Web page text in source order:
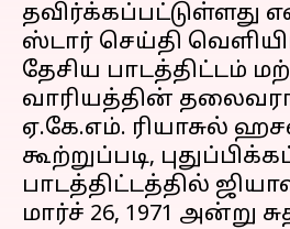
தவிர்க்கப்பட்டுள்ளது
ஸ்டார் செய்தி
தேசிய பாடத்திட்டம்
வாரியத்தின்
ஏ.கே.எம். ரியாசுல்
கூற்றுப்படி,
பாடத்திட்டத்தில்
மார்ச் 26, 1971 அன்று